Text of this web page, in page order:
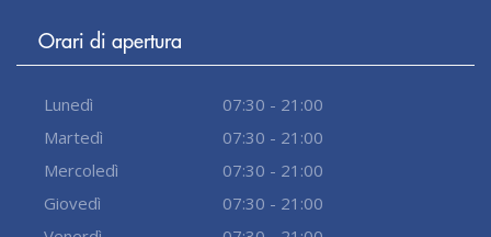
Orari di apertura
Lunedì
07:30 - 21:00
Martedì
07:30 - 21:00
Mercoledì
07:30 - 21:00
Giovedì
07:30 - 21:00